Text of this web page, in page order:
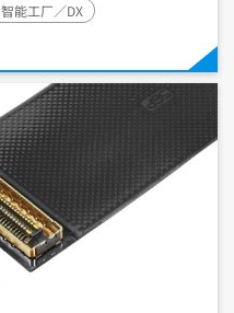
智能工厂／DX